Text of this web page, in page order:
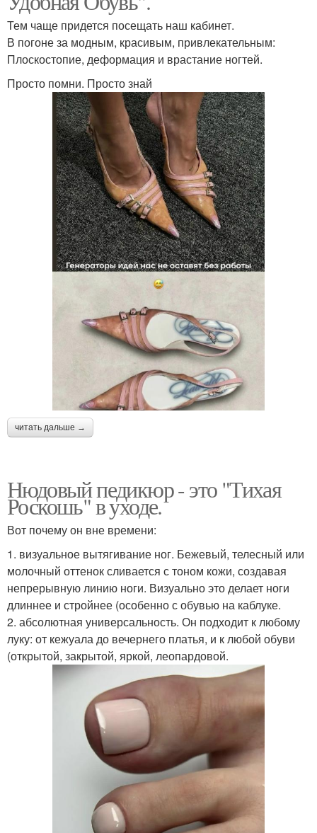
Тем чаще придется посещать наш кабинет.
В погоне за модным, красивым, привлекательным:
Плоскостопие, деформация и врастание ногтей.
Просто помни. Просто знай
читать дальше →
Нюдовый педикюр - это "Тихая
Роскошь" в уходе.
Вот почему он вне времени:
1. визуальное вытягивание ног. Бежевый, телесный или
молочный оттенок сливается с тоном кожи, создавая
непрерывную линию ноги. Визуально это делает ноги
длиннее и стройнее (особенно с обувью на каблуке.
2. абсолютная универсальность. Он подходит к любому
луку: от кежуала до вечернего платья, и к любой обуви
(открытой, закрытой, яркой, леопардовой.